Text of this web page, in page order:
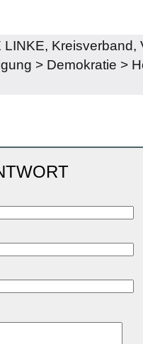
LINKE, Kreisverband,
> Demokratie >